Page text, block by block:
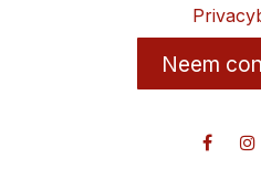
Neem